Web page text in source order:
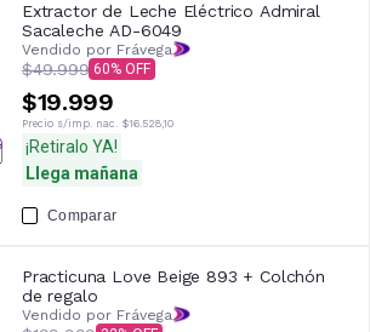
Extractor de Leche Eléctrico Admiral
Sacaleche AD-6049
Vendido por Frávega
$49.999 60
$19.999
Precio s/imp. nac. $16.528,10
¡Retiralo YA!
Llega mañana
Comparar
Practicuna Love Beige 893 + Colchón
de regalo
Vendido por Frávega